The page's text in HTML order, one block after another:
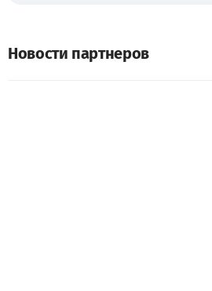
Новости партнеров